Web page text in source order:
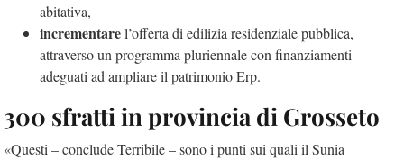
abitativa,
incrementarel’offerta di edilizia residenziale pubblica,
attraverso un programma pluriennale con finanziamenti
adeguati ad ampliare il patrimonio Erp.
300 sfratti in provincia di Grosseto
«Questi – conclude Terribile – sono i punti sui quali il Sunia